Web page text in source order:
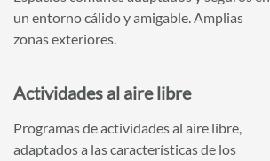
un entorno cálido y amigable. Amplias
zonas exteriores.
Actividades al aire libre
Programas de actividades al aire libre,
adaptados a las características de los